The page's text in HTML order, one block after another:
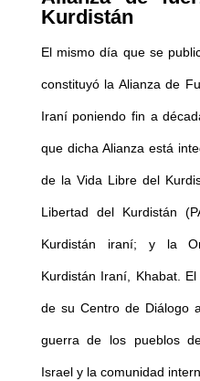
Kurdistán
El mismo día que se
constituyó la Alianza de
Iraní poniendo fin a
que dicha Alianza está
de la Vida Libre del
Libertad del Kurdistán
Kurdistán iraní; y la
Kurdistán Iraní, Khabat.
de su Centro de Diálogo
guerra de los pueblos
Israel y la comunidad